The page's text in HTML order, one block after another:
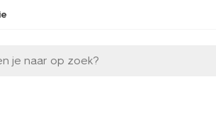
je naar op zoek?